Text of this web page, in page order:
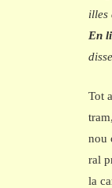
illes
En
Tot
nou
ral
la